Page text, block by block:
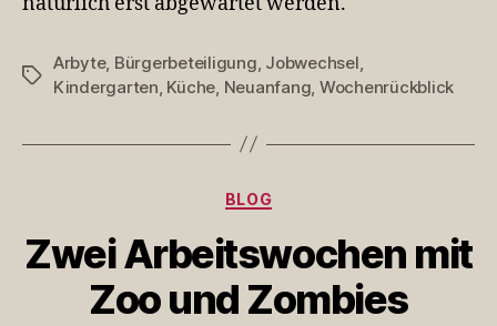
Schlagwörter
Arbyte, Bürgerbeteiligung Jobwechsel
Kindergarten Küche Neuanfang Wochenrückblick
Kategorien
BLOG
Zwei Arbeitswochen mit
Zoo und Zombies